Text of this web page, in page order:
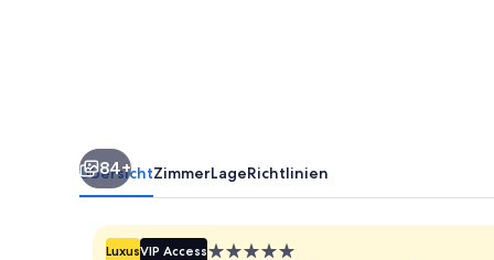
84+
ÜbersichtZimmerLageRichtlinien
LuxusVIP Access5.0-